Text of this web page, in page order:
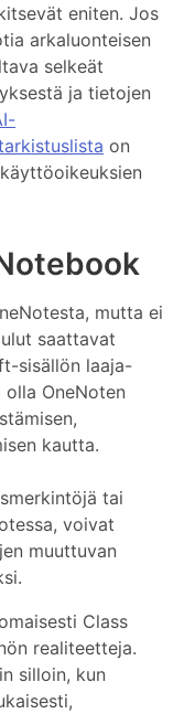
eniten. Jos
arkaluonteisen
selkeät
ja tietojen
on
mutta ei
saattavat
sisällön laaja-
OneNoten
kautta.
tai
voivat
muuttuvan
Class
realiteetteja.
silloin, kun